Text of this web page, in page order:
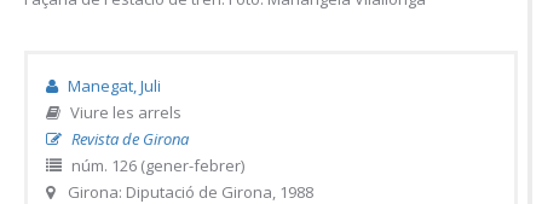
Manegat, Juli
Viure les arrels
Revista de Girona
núm. 126 (gener-febrer)
Girona: Diputació de Girona, 1988